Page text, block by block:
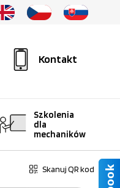
Kontakt
Szkolenia
dla
mechaników
Skanuj QR kod